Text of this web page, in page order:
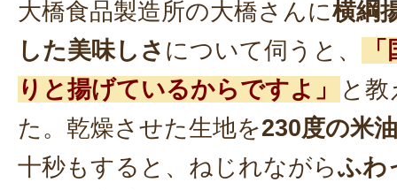
大橋食品製造所の大橋さんに横綱
した美味しさ について伺うと、
りと揚げているからですよ」
と
た。乾燥させた生地を230度の米油
十秒もすると、ねじれながらふわ